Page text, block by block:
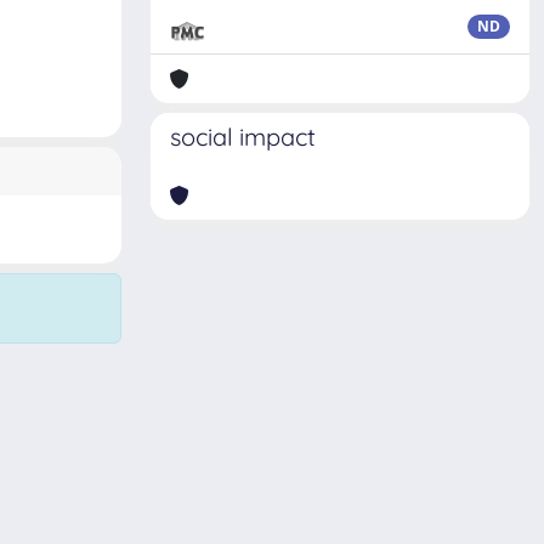
ND
social impact